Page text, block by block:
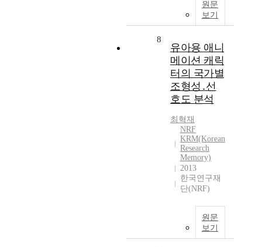
원문
보기
8
유아용 애니
메이션 캐릭
터의 국가별
조형성․선
호도 분석
최혁재
NRF
KRM(Korean
Research
Memory)
2013
한국연구재
단(NRF)
원문
보기